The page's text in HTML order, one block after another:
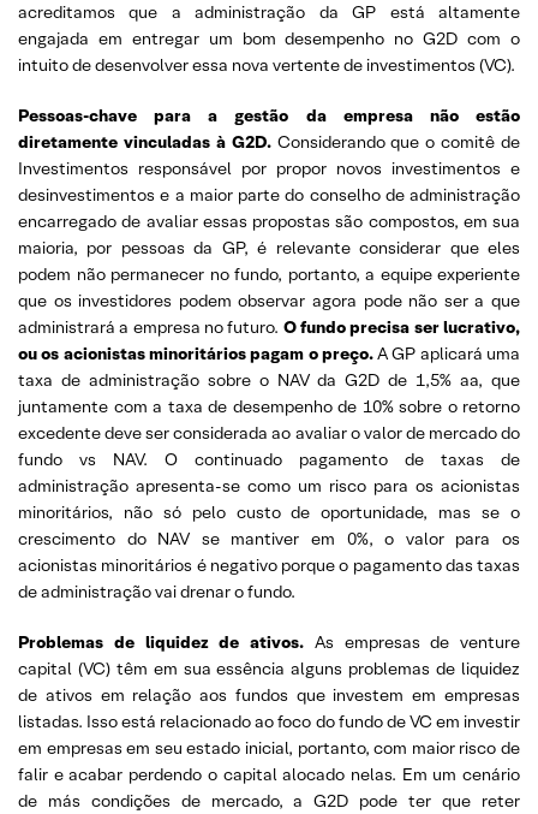
acreditamos que a administração da GP está altamente
engajada em entregar um bom desempenho no G2D com o
intuito de desenvolver essa nova vertente de investimentos (VC).
Pessoas-chave para a gestão da empresa não estão
diretamente vinculadas à G2D.Considerando que o comitê de
Investimentos responsável por propor novos investimentos e
desinvestimentos e a maior parte do conselho de administração
encarregado de avaliar essas propostas são compostos, em sua
maioria, por pessoas da GP, é relevante considerar que eles
podem não permanecer no fundo, portanto, a equipe experiente
que os investidores podem observar agora pode não ser a que
administrará a empresa no futuro. O fundo precisa ser lucrativo,
ou os acionistas minoritários pagam o preço.A GP aplicará uma
taxa de administração sobre o NAV da G2D de 1,5% aa, que
juntamente com a taxa de desempenho de 10% sobre o retorno
excedente deve ser considerada ao avaliar o valor de mercado do
fundo vs NAV. O continuado pagamento de taxas de
administração apresenta-se como um risco para os acionistas
minoritários, não só pelo custo de oportunidade, mas se o
crescimento do NAV se mantiver em 0%, o valor para os
acionistas minoritários é negativo porque o pagamento das taxas
de administração vai drenar o fundo.
Problemas de liquidez de ativos. As empresas de venture
capital (VC) têm em sua essência alguns problemas de liquidez
de ativos em relação aos fundos que investem em empresas
listadas. Isso está relacionado ao foco do fundo de VC em investir
em empresas em seu estado inicial, portanto, com maior risco de
falir e acabar perdendo o capital alocado nelas. Em um cenário
de más condições de mercado, a G2D pode ter que reter